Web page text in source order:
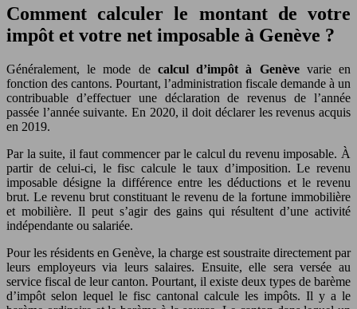
Comment calculer le montant de votre
impôt et votre net imposable à Genève ?
Généralement, le mode de calcul d’impôt à Genèvevarie en
fonction des cantons. Pourtant, l’administration fiscale demande à un
contribuable d’effectuer une déclaration de revenus de l’année
passée l’année suivante. En 2020, il doit déclarer les revenus acquis
en 2019.
Par la suite, il faut commencer par le calcul du revenu imposable. À
partir de celui-ci, le fisc calcule le taux d’imposition. Le revenu
imposable désigne la différence entre les déductions et le revenu
brut. Le revenu brut constituant le revenu de la fortune immobilière
et mobilière. Il peut s’agir des gains qui résultent d’une activité
indépendante ou salariée.
Pour les résidents en Genève, la charge est soustraite directement par
leurs employeurs via leurs salaires. Ensuite, elle sera versée au
service fiscal de leur canton. Pourtant, il existe deux types de barème
d’impôt selon lequel le fisc cantonal calcule les impôts. Il y a le